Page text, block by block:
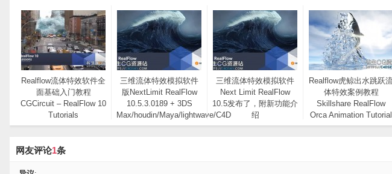
Realflow流体特效软件全
面基础入门教程
CGCircuit – RealFlow 10
Tutorials
三维流体特效模拟软件
版NextLimit RealFlow
10.5.3.0189 + 3DS
Max/houdin/Maya/lightwave/C4D
接口插件
三维流体特效模拟软件
Next Limit RealFlow
10.5发布了，附新功能介
绍
Realflow虎鲸出水跳跃
体特效案例教程
Skillshare RealFlow
Orca Animation Tutorial
网友评论1条